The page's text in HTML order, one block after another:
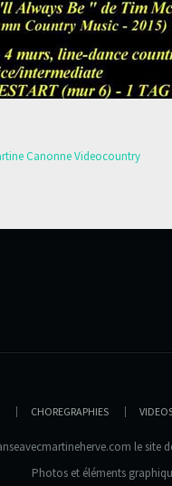
Canonne Videocountry
CHOREGRAPHIES
le site
Photos et éléments